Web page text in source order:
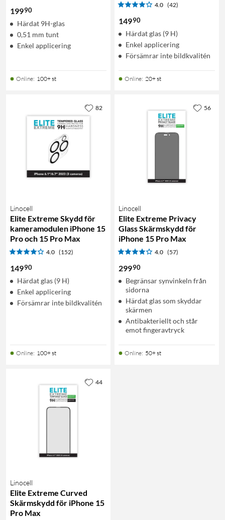
19990
Härdat 9H-glas
0,51 mm tunt
Enkel applicering
Online: 100+ st
4.0 (42)
14990
Härdat glas (9 H)
Enkel applicering
Försämrar inte bildkvalitén
Online: 20+ st
Linocell
Elite Extreme Skydd för
kameramodulen iPhone 15
Pro och 15 Pro Max
4.0 (152)
14990
Härdat glas (9 H)
Enkel applicering
Försämrar inte bildkvalitén
Online: 100+ st
82
Linocell
Elite Extreme Privacy
Glass Skärmskydd för
iPhone 15 Pro Max
4.0 (57)
29990
Begränsar synvinkeln från
sidorna
Härdat glas som skyddar
skärmen
Antibakteriellt och står
emot fingeravtryck
Online: 50+ st
56
Linocell
Elite Extreme Curved
Skärmskydd för iPhone 15
Pro Max
44